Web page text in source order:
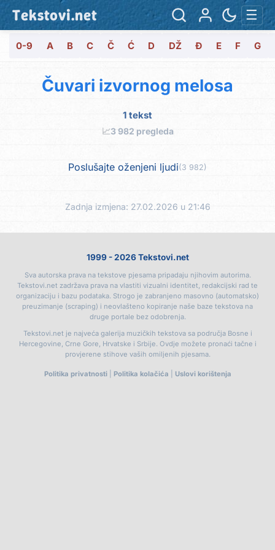
Tekstovi.net ☰
0-9 A B C Č Ć D DŽ Đ E F G
Čuvari izvornog melosa
1 tekst
📈3 982 pregleda
Poslušajte oženjeni ljudi(3 982)
Zadnja izmjena: 27.02.2026 u 21:46
1999 - 2026 Tekstovi.net
Sva autorska prava na tekstove pjesama pripadaju njihovim autorima.
Tekstovi.net zadržava prava na vlastiti vizualni identitet, redakcijski rad te
organizaciju i bazu podataka. Strogo je zabranjeno masovno (automatsko)
preuzimanje (scraping) i neovlašteno kopiranje naše baze tekstova na
druge portale bez odobrenja.
Tekstovi.net je najveća galerija muzičkih tekstova sa područja Bosne i
Hercegovine, Crne Gore, Hrvatske i Srbije. Ovdje možete pronaći tačne i
provjerene stihove vaših omiljenih pjesama.
Politika privatnosti| Politika kolačića Uslovi korištenja